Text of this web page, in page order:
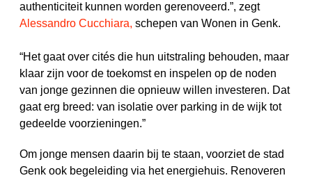
authenticiteit kunnen worden gerenoveerd.”, zegt
Alessandro Cucchiara, schepen van Wonen in Genk.
“Het gaat over cités die hun uitstraling behouden, maar
klaar zijn voor de toekomst en inspelen op de noden
van jonge gezinnen die opnieuw willen investeren. Dat
gaat erg breed: van isolatie over parking in de wijk tot
gedeelde voorzieningen.”
Om jonge mensen daarin bij te staan, voorziet de stad
Genk ook begeleiding via het energiehuis. Renoveren